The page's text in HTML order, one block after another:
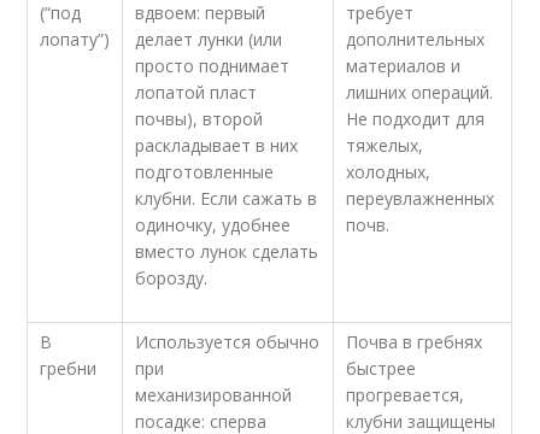
(“под
лопату”)
вдвоем: первый
делает лунки (или
просто поднимает
лопатой пласт
почвы), второй
раскладывает в них
подготовленные
клубни. Если сажать в
одиночку, удобнее
вместо лунок сделать
борозду.
требует
дополнительных
материалов и
лишних операций.
Не подходит для
тяжелых,
холодных,
переувлажненных
почв.
В
гребни
Используется обычно
при
механизированной
посадке: сперва
Почва в гребнях
быстрее
прогревается,
клубни защищены